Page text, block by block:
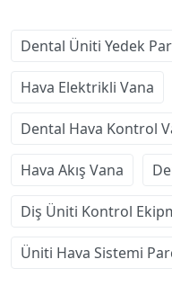
Dental Üniti Yedek
Hava Elektrikli Vana
Dental Hava Kontrol
Hava Akış Vana
Diş Üniti Kontrol
Üniti Hava Sistemi